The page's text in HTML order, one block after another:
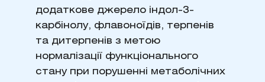
додаткове джерело індол-3-
карбінолу, флавоноїдів, терпенів
та дитерпенів з метою
нормалізації функціонального
стану при порушенні метаболічних